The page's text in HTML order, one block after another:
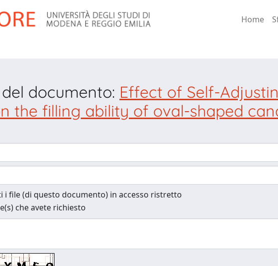
Home
documento: Effect of Self-
the filling ability of oval-shaped
i file (di questo documento) in accesso ristretto
che avete richiesto